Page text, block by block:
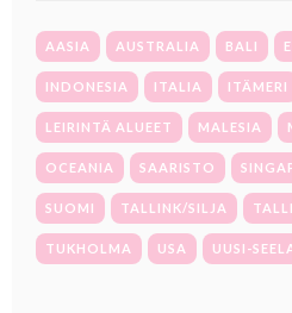
AASIA AUSTRALIA BALI
INDONESIA ITALIA ITÄMERI
LEIRINTÄ ALUEET MALESIA
OCEANIA SAARISTO
SUOMI TALLINK/SILJA
TUKHOLMA USA UUSI-